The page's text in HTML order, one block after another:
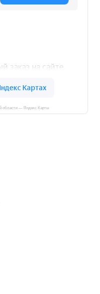
области — Яндекс Карты